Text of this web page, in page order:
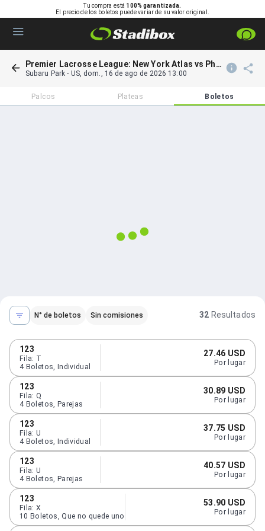
Tu compra está 100% garantizada.
El precio de los boletos puede variar de su valor original.
Premier Lacrosse League: New York Atlas vs Philadelphia Waterdogs & Denver Outlaws vs California Redwoods
Subaru Park - US,dom., 16 de ago de 2026 13:00
Palcos Plateas Boletos
N° de boletos Sin comisiones 32 Resultados
123
Fila: T
4 Boletos Individual
27.46 USD
Por lugar
123
Fila:Q
4 Boletos Parejas
30.89 USD
Por lugar
123
Fila:U
4 Boletos Individual
37.75 USD
Por lugar
123
Fila:U
4 Boletos Parejas
40.57 USD
Por lugar
123
Fila:X
10 Boletos Que no quede uno
53.90 USD
Por lugar